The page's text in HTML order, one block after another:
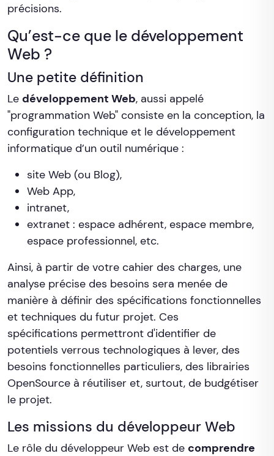
précisions.
Qu’est-ce que le développement
Web ?
Une petite définition
Le développement Web, aussi appelé
"programmation Web" consiste en la conception, la
configuration technique et le développement
informatique d’un outil numérique :
site Web (ou Blog),
Web App,
intranet,
extranet : espace adhérent, espace membre,
espace professionnel, etc.
Ainsi, à partir de votre cahier des charges, une
analyse précise des besoins sera menée de
manière à définir des spécifications fonctionnelles
et techniques du futur projet. Ces
spécifications permettront d'identifier de
potentiels verrous technologiques à lever, des
besoins fonctionnelles particuliers, des librairies
OpenSource à réutiliser et, surtout, de budgétiser
le projet.
Les missions du développeur Web
Le rôle du développeur Web est de comprendre